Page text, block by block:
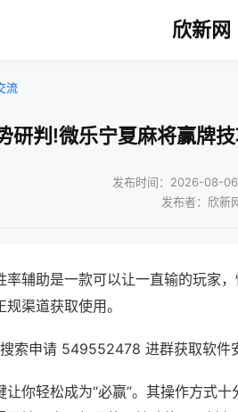
欣新网
流
研判!微乐宁夏麻将赢牌
发布时间：2026-08-
发布者：欣新
率辅助是一款可以让一直输的玩家
渠道获取使用。
索申请 549552478 进群获取软件
让你轻松成为“必赢”。其操作方式